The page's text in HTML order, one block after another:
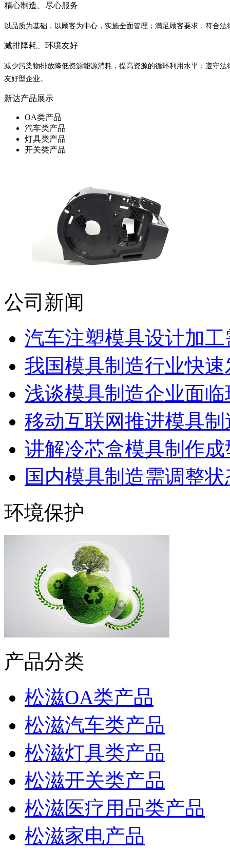
精心制造、尽心服务
以品质为基础，以顾客为中心，实施全面管理；满足顾客要求，符合
减排降耗、环境友好
减少污染物排放降低资源能源消耗，提高资源的循环利用水平；遵守
友好型企业。
新达产品展示
OA类产品
汽车类产品
灯具类产品
开关类产品
公司新闻
汽车注塑模具设计加
我国模具制造行业快
浅谈模具制造企业面
移动互联网推进模具
讲解冷芯盒模具制作
国内模具制造需调整
环境保护
产品分类
松滋OA类产品
松滋汽车类产品
松滋灯具类产品
松滋开关类产品
松滋医疗用品类产品
松滋家电产品